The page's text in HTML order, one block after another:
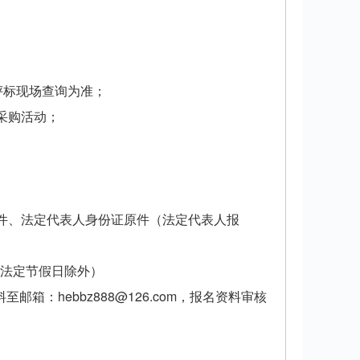
现场查询为准；
活动；
法定代表人身份证原件（法定代表人报
定节假日除外）
邮箱：hebbz888@126.com，报名资料审核